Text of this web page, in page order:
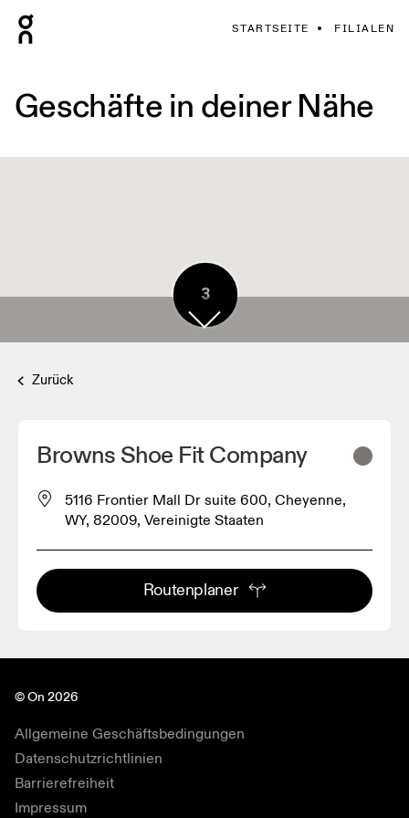
STARTSEITE FILIALEN
Geschäfte in deiner Nähe
3
Zurück
Browns Shoe Fit Company
5116 Frontier Mall Dr suite 600, Cheyenne,
WY, 82009, Vereinigte Staaten
Routenplaner
© On 2026
Allgemeine Geschäftsbedingungen
Datenschutzrichtlinien
Barrierefreiheit
Impressum